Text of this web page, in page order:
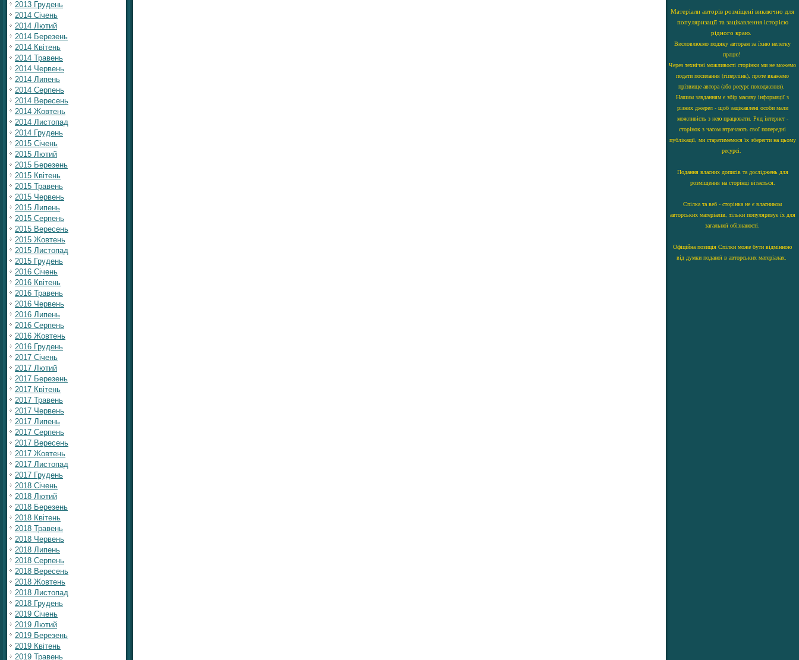
2013 Грудень
2014 Січень
2014 Лютий
2014 Березень
2014 Квітень
2014 Травень
2014 Червень
2014 Липень
2014 Серпень
2014 Вересень
2014 Жовтень
2014 Листопад
2014 Грудень
2015 Січень
2015 Лютий
2015 Березень
2015 Квітень
2015 Травень
2015 Червень
2015 Липень
2015 Серпень
2015 Вересень
2015 Жовтень
2015 Листопад
2015 Грудень
2016 Січень
2016 Квітень
2016 Травень
2016 Червень
2016 Липень
2016 Серпень
2016 Жовтень
2016 Грудень
2017 Січень
2017 Лютий
2017 Березень
2017 Квітень
2017 Травень
2017 Червень
2017 Липень
2017 Серпень
2017 Вересень
2017 Жовтень
2017 Листопад
2017 Грудень
2018 Січень
2018 Лютий
2018 Березень
2018 Квітень
2018 Травень
2018 Червень
2018 Липень
2018 Серпень
2018 Вересень
2018 Жовтень
2018 Листопад
2018 Грудень
2019 Січень
2019 Лютий
2019 Березень
2019 Квітень
2019 Травень
Матеріали авторів розміщені виключно для
популяризації та зацікавлення історією
рідного краю.
Висловлюємо подяку авторам за їхню нелегку
працю!
Через технічні можливості сторінки ми не можемо
подати посилання (гіперлінк), проте вкажемо
прізвище автора (або ресурс походження).
Нашим завданням є збір масиву інформації з
різних джерел - щоб зацікавлені особи мали
можливість з нею працювати. Ряд інтернет -
сторінок з часом втрачають свої попередні
публікації, ми старатимемося їх зберегти на цьому
ресурсі.
Подання власних дописів та досліджень для
розміщення на сторінці вітається.
Спілка та веб - сторінка не є власником
авторських матеріалів, тільки популяризує їх для
загальної обізнаності.
Офіційна позиція Спілки може бути відмінною
від думки поданої в авторських матеріалах.